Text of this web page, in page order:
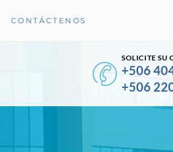
CONTÁCTENOS
SOLICITE SU
+506
+506